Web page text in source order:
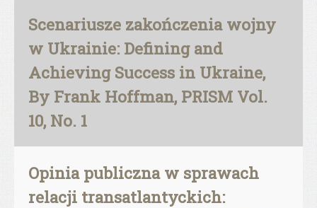
Scenariusze zakończenia wojny
w Ukrainie: Defining and
Achieving Success in Ukraine,
By Frank Hoffman, PRISM Vol.
10, No. 1
Opinia publiczna w sprawach
relacji transatlantyckich: